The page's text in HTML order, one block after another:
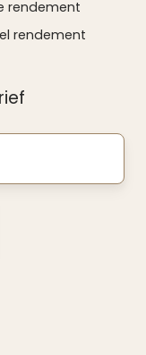
rendement
rendement